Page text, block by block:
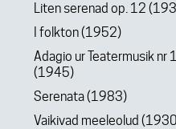
Liten serenad op. 12
I folkton (1952)
Adagio ur Teatermusik nr
(1945)
Serenata (1983)
Vaikivad meeleolud